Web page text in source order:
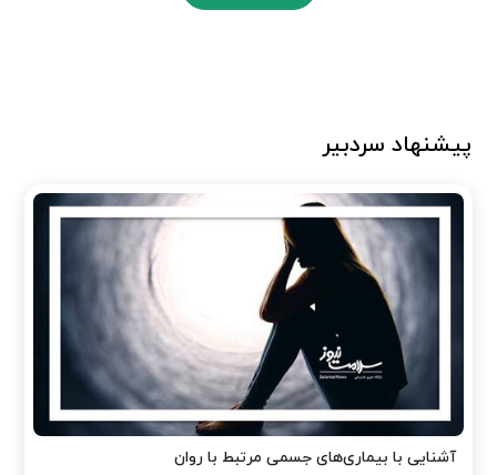
پیشنهاد سردبیر
آشنایی با بیماری‌های جسمی مرتبط با روان